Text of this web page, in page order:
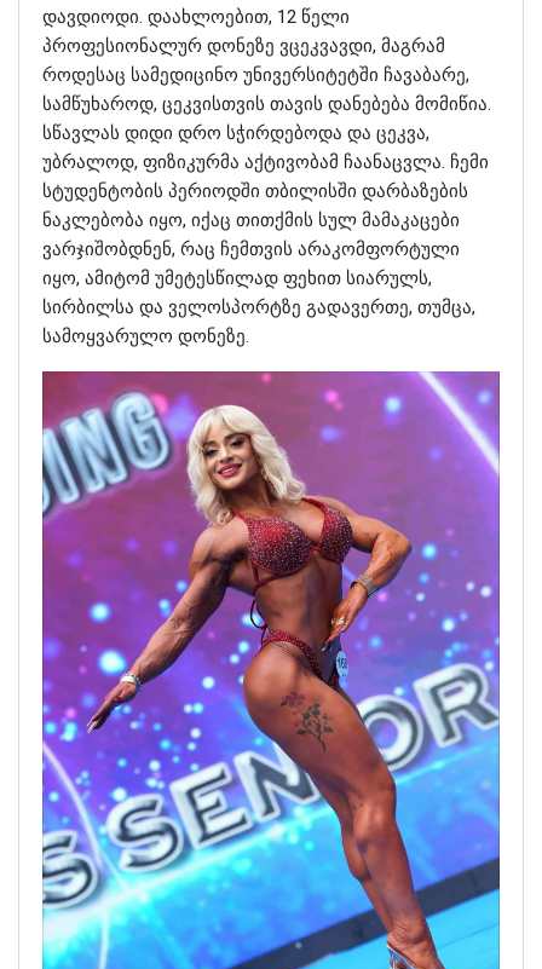
დავდიოდი. დაახლოებით, 12 წელი
პროფესიონალურ დონეზე ვცეკვავდი, მაგრამ
როდესაც სამედიცინო უნივერსიტეტში ჩავაბარე,
სამწუხაროდ, ცეკვისთვის თავის დანებება მომიწია.
სწავლას დიდი დრო სჭირდებოდა და ცეკვა,
უბრალოდ, ფიზიკურმა აქტივობამ ჩაანაცვლა. ჩემი
სტუდენტობის პერიოდში თბილისში დარბაზების
ნაკლებობა იყო, იქაც თითქმის სულ მამაკაცები
ვარჯიშობდნენ, რაც ჩემთვის არაკომფორტული
იყო, ამიტომ უმეტესწილად ფეხით სიარულს,
სირბილსა და ველოსპორტზე გადავერთე, თუმცა,
სამოყვარულო დონეზე.